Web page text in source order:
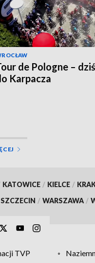
de Pologne –
Karpacza
KATOWICE / KIELCE /
SZCZECIN / WARSZAWA /
TVP